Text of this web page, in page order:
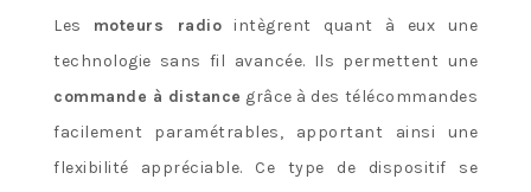
Les moteurs radio intègrent quant à eux une
technologie sans fil avancée. Ils permettent une
commande à distance grâce à des télécommandes
facilement paramétrables, apportant ainsi une
flexibilité appréciable. Ce type de dispositif se